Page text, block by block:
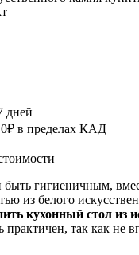
дней
0₽ в пределах КАД
быть гигиеничным,
из белого
кухонный стол из
так как не